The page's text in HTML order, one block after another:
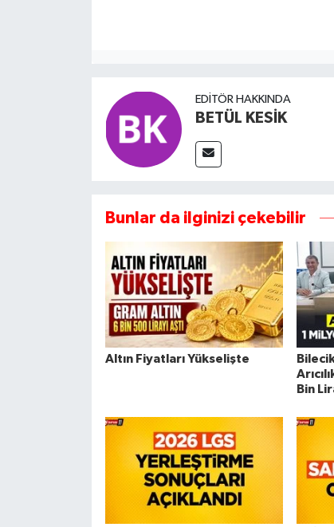
EDITÖR HAKKINDA
BETÜL KESİK
Bunlar da ilginizi çekebilir
Altın Fiyatları Yükselişte
Bin